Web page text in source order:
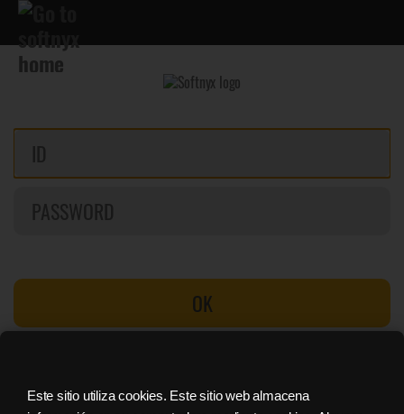
Este sitio utiliza cookies. Este sitio web almacena
OK